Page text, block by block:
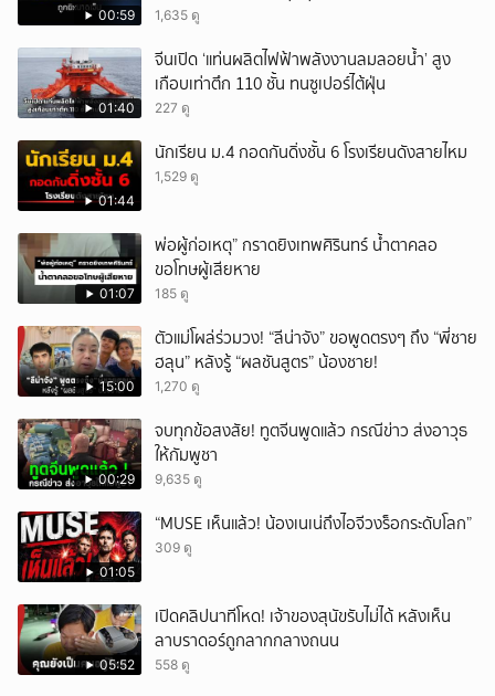
00:59 1,635 ดู
01:40
จีนเปิด ‘แท่นผลิตไฟฟ้าพลังงานลมลอยน้ำ’ สูง
เกือบเท่าตึก 110 ชั้น ทนซูเปอร์ไต้ฝุ่น
227 ดู
01:44
นักเรียน ม.4 กอดกันดิ่งชั้น 6 โรงเรียนดังสายไหม
1,529 ดู
01:07
พ่อผู้ก่อเหตุ” กราดยิงเทพศิรินทร์ น้ำตาคลอ
ขอโทษผู้เสียหาย
185 ดู
15:00
ตัวแม่โผล่ร่วมวง! “ลีน่าจัง” ขอพูดตรงๆ ถึง “พี่ชาย
ฮลุน” หลังรู้ “ผลชันสูตร” น้องชาย!
1,270 ดู
00:29
จบทุกข้อสงสัย! ทูตจีนพูดแล้ว กรณีข่าว ส่งอาวุธ
ให้กัมพูชา
9,635 ดู
01:05
“MUSE เห็นแล้ว! น้องเนเน่ถึงไอจีวงร็อกระดับโลก”
309 ดู
05:52
เปิดคลิปนาทีโหด! เจ้าของสุนัขรับไม่ได้ หลังเห็น
ลาบราดอร์ถูกลากกลางถนน
558 ดู